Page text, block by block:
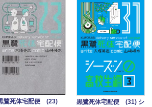
鷺死体宅配便 (23)
黒鷺死体宅配便 (31) シ